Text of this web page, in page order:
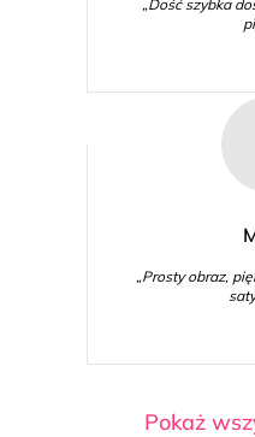
„Dość szybka
„Prosty obraz,
Pokaż